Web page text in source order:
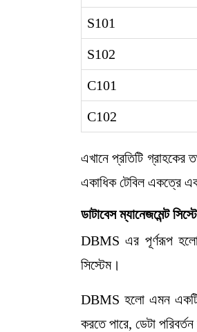
S101
S102
C101
C102
এখানে প্রতিটি গ্রাহকের
একাধিক টেবিল একত্রে
ডাটাবেস ম্যানেজমেন্ট
DBMS এর পূর্ণরূপ হলো
সিস্টেম।
DBMS হলো এমন একটি
করতে পারে, ডেটা